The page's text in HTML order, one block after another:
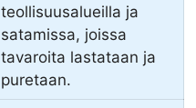
teollisuusalueilla ja
satamissa, joissa
tavaroita lastataan ja
puretaan.